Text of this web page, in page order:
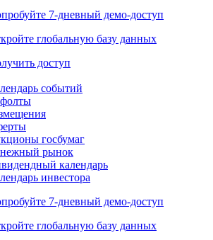
7-дневный демо-доступ
глобальную базу данных
доступ
событий
госбумаг
рынок
календарь
инвестора
7-дневный демо-доступ
глобальную базу данных